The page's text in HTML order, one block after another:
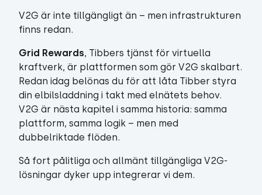
V2G är inte tillgängligt än – men infrastrukturen
finns redan.
Grid Rewards, Tibbers tjänst för virtuella
kraftverk, är plattformen som gör V2G skalbart.
Redan idag belönas du för att låta Tibber styra
din elbilsladdning i takt med elnätets behov.
V2G är nästa kapitel i samma historia: samma
plattform, samma logik – men med
dubbelriktade flöden.
Så fort pålitliga och allmänt tillgängliga V2G-
lösningar dyker upp integrerar vi dem.